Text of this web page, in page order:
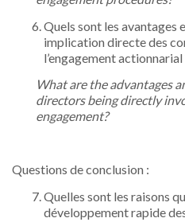
Quels sont les avantages
implication directe des
l’engagement actionnarial
What are the advantages
directors being directly
engagement?
Questions de conclusion :
Quelles sont les raisons
développement rapide